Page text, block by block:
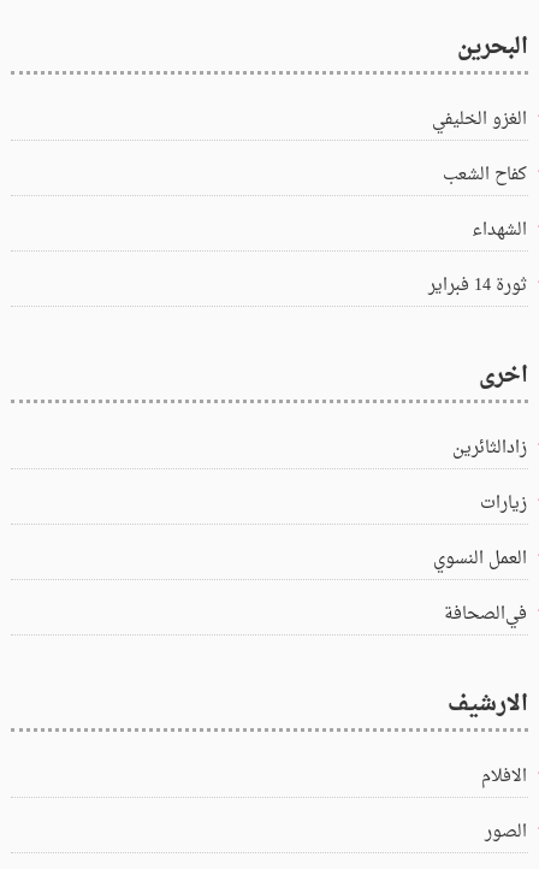
البحرين
الغزو الخليفي
كفاح الشعب
الشهداء
ثورة 14 فبراير
اخرى
زادالثائرين
زيارات
العمل النسوي
في‌الصحافة
الارشيف
الافلام
الصور